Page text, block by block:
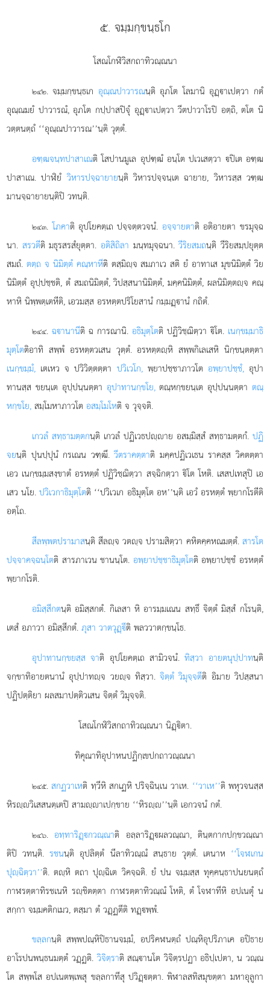
๕. จมฺมกฺขนฺธโก
โสณโกฬิวิสกถาทิวณฺณนา
๒๔๒. จมฺมกฺขนฺธเก อุณฺณปาวารณนฺติ อุภโต โลมานิ อุฏฺาเปตฺวา กตํ
อุณฺณมยํ ปาวารณํ, อุภโต กปฺปาสปิจุํ อุฏฺาเปตฺวา วีตปาวาโรปิ อตฺถิ, ตโต นิ
วตฺตนตฺถํ ‘‘อุณฺณปาวารณ’’นฺติ วุตฺตํ.
อฑฺฒจนฺทปาสาเณติ โสปานมูเล อุปฑฺฒํ อนฺโต ปเวเสตฺวา ปิเต อฑฺฒ
ปาสาเณ. ปาฬิยํวิหารปจฺฉายายนฺติ วิหารปจฺจนฺเต ฉายาย, วิหารสฺส วฑฺฒ
มานจฺฉายายนฺติปิ วทนฺติ.
๒๔๓.โภคาติ อุปโยคตฺเถ ปจฺจตฺตวจนํ. อจฺจายตาติ อติอายตา ขรมุจฺฉ
นา. สรวตีติ มธุรสรสํยุตฺตา.อติสิถิลา มนฺทมุจฺฉนา.วีริยสมถนฺติ วีริยสมฺปยุตฺต
สมถํ.ตตฺถ จ นิมิตฺตํ คณฺหาหีติ ตสฺมิฺจ สมภาเว สติ ยํ อาทาเส มุขนิมิตฺตํ วิย
นิมิตฺตํ อุปฺปชฺชติ, ตํ สมถนิมิตฺตํ, วิปสฺสนานิมิตฺตํ, มคฺคนิมิตฺตํ, ผลนิมิตฺตฺจ คณฺ
หาหิ นิพฺพตฺเตหีติ, เอวมสฺส อรหตฺตปริโยสานํ กมฺมฏฺานํ กถิตํ.
๒๔๔. ฉานานีติ ฉ การณานิ. อธิมุตฺโตติ ปฏิวิชฺฌิตฺวา ิโต. เนกฺขมฺมาธิ
มุตฺโตติอาทิ สพฺพํ อรหตฺตวเสน วุตฺตํ. อรหตฺตฺหิ สพฺพกิเลเสหิ นิกฺขนฺตตฺตา
เนกฺขมฺมํ, เตเหว จ ปวิวิตฺตตฺตา ปวิเวโก,พฺยาปชฺชาภาวโต อพฺยาปชฺชํ,อุปา
ทานสฺส ขยนฺเต อุปฺปนฺนตฺตา อุปาทานกฺขโย,ตณฺหกฺขยนฺเต อุปฺปนฺนตฺตา ตณฺ
หกฺขโย, สมฺโมหาภาวโตอสมฺโมโหติ จ วุจฺจติ.
เกวลํ สทฺธามตฺตกนฺติ เกวลํ ปฏิเวธปฺาย อสมฺมิสฺสํ สทฺธามตฺตกํ. ปฏิ
จยนฺติ ปุนปฺปุนํ กรเณน วฑฺฒึ.วีตราคตฺตาติ มคฺคปฏิเวเธน ราคสฺส วิคตตฺตา
เอว เนกฺขมฺมสงฺขาตํ อรหตฺตํ ปฏิวิชฺฌิตฺวา สจฺฉิกตฺวา ิโต โหติ. เสสปเทสุปิ เอ
เสว นโย.ปวิเวกาธิมุตฺโตติ ‘‘ปวิเวเก อธิมุตฺโต อห’’นฺติ เอวํ อรหตฺตํ พฺยากโรตีติ
อตฺโถ.
สีลพฺพตปรามาสนฺติ สีลฺจ วตฺจ ปรามสิตฺวา คหิตคฺคหณมตฺตํ. สารโต
ปจฺจาคจฺฉนฺโตติ สารภาเวน ชานนฺโต. อพฺยาปชฺชาธิมุตฺโตติ อพฺยาปชฺชํ อรหตฺตํ
พฺยากโรติ.
อมิสฺสีกตนฺติอมิสฺสกตํ. กิเลสา หิ อารมฺมเณน สทฺธึ จิตฺตํ มิสฺสํ กโรนฺติ,
เตสํ อภาวา อมิสฺสีกตํ.ภุสา วาตวุฏฺีติ พลววาตกฺขนฺโธ.
อุปาทานกฺขยสฺส จาติ อุปโยคตฺเถ สามิวจนํ.ทิสฺวา อายตนุปฺปาทนฺติ
จกฺขาทิอายตนานํ อุปฺปาทฺจ วยฺจ ทิสฺวา.จิตฺตํ วิมุจฺจตีติ อิมาย วิปสฺสนา
ปฏิปตฺติยา ผลสมาปตฺติวเสน จิตฺตํ วิมุจฺจติ.
โสณโกฬิวิสกถาทิวณฺณนา นิฏฺิตา.
ทิคุณาทิอุปาหนปฏิกฺเขปกถาวณฺณนา
๒๔๕.สกฏวาเหติ ทฺวีหิ สกเฏหิ ปริจฺฉินฺเน วาเห. ‘‘วาเห’’ติ พหุวจนสฺส
หิรฺวิเสสนตฺเตปิ สามฺาเปกฺขาย ‘‘หิรฺ’’นฺติ เอกวจนํ กตํ.
๒๔๖.อทฺทาริฏฺกวณฺณาติ อลฺลาริฏฺผลวณฺณา, ตินฺตกากปกฺขวณฺณา
ติปิ วทนฺติ.รชนนฺติ อุปลิตฺตํ นีลาทิวณฺณํ สนฺธาย วุตฺตํ. เตนาห ‘‘โจฬเกน
ปุฺฉิตฺวา’’ติ. ตฺหิ ตถา ปุฺฉิเต วิคจฺฉติ. ยํ ปน จมฺมสฺส ทุคฺคนฺธาปนยนตฺถํ
กาฬรตฺตาทิรชเนหิ รฺชิตตฺตา กาฬรตฺตาทิวณฺณํ โหติ, ตํ โจฬาทีหิ อปเนตุํ น
สกฺกา จมฺมคติกเมว, ตสฺมา ตํ วฏฺฏตีติ ทฏฺพฺพํ.
ขลฺลกนฺติ สพฺพปณฺหิปิธานจมฺมํ, อปริคฬนตฺถํ ปณฺหิอุปริภาเค อปิธาย
อาโรปนพนฺธนมตฺตํ วฏฺฏติ.วิจิตฺราติ สณฺานโต วิจิตฺรปฏา อธิปฺเปตา, น วณฺณ
โต สพฺพโส อปเนตพฺเพสุ ขลฺลกาทีสุ ปวิฏฺตฺตา. พิฬาลสทิสมุขตฺตา มหาอุลูกา